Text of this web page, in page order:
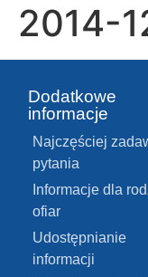
2014-
Dodatkowe
informacje
Najczęściej
pytania
Informacje dla
ofiar
Udostępnianie
informacji